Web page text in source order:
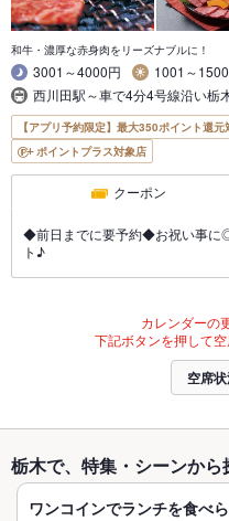
和牛・濃厚な赤身肉をリーズナブルに！
3001～4000円
1001～
西川田駅～車で4分4号線沿い栃
【アプリ予約限定】最大350ポイント還元
ポイントプラス対象店
クーポン
◆前日までに要予約◆お祝い事に
ト♪
カレンダーの
下記ボタンを押して空
空席
栃木で、特集・シーンから
ワンコインでランチを食べ